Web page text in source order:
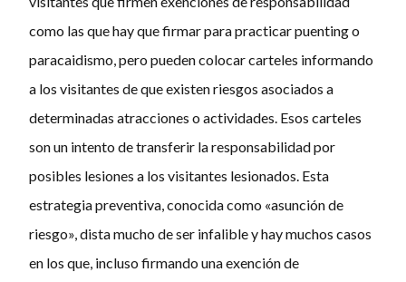
como las que hay que firmar para practicar puenting o
paracaidismo, pero pueden colocar carteles informando
a los visitantes de que existen riesgos asociados a
determinadas atracciones o actividades. Esos carteles
son un intento de transferir la responsabilidad por
posibles lesiones a los visitantes lesionados. Esta
estrategia preventiva, conocida como «asunción de
riesgo», dista mucho de ser infalible y hay muchos casos
en los que, incluso firmando una exención de